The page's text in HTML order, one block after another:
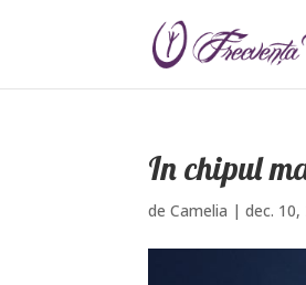
In chipul
deCamelia |dec. 10,